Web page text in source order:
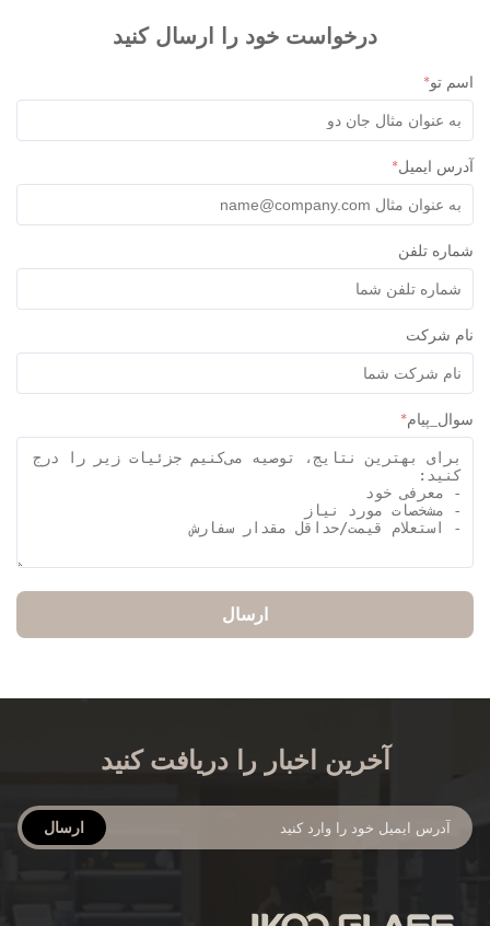
درخواست خود را ارسال کنید
تو*
ایمیل *
تلفن
شرکت
*
ارسال
آخرین اخبار را دریافت کنید
ارسال